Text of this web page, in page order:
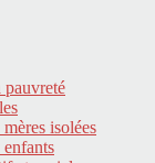
pauvreté
isolées